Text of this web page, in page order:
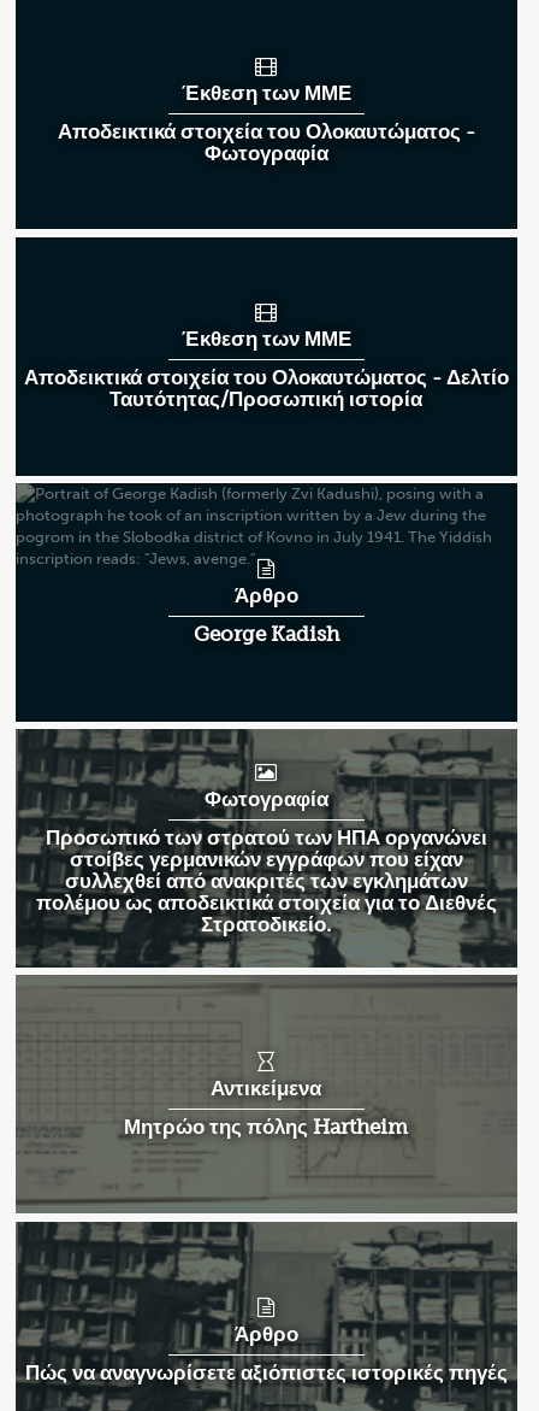
Έκθεση των ΜΜΕ
Αποδεικτικά στοιχεία του Ολοκαυτώματος -
Φωτογραφία
Έκθεση των ΜΜΕ
Αποδεικτικά στοιχεία του Ολοκαυτώματος - Δελτίο
Ταυτότητας/Προσωπική ιστορία
Άρθρο
George Kadish
Φωτογραφία
Προσωπικό των στρατού των ΗΠΑ οργανώνει
στοίβες γερμανικών εγγράφων που είχαν
συλλεχθεί από ανακριτές των εγκλημάτων
πολέμου ως αποδεικτικά στοιχεία για το Διεθνές
Στρατοδικείο.
Αντικείμενα
Μητρώο της πόλης Hartheim
Άρθρο
Πώς να αναγνωρίσετε αξιόπιστες ιστορικές πηγές